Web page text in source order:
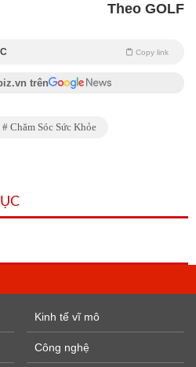
Theo GOLF
Copy link
trên
Chăm Sóc Sức Khỏe
Kinh tế vĩ mô
Công nghệ